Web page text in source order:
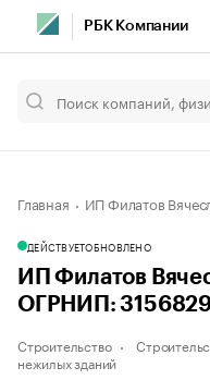
РБК Компании
Главная ИП Филатов
ДЕЙСТВУЕТОБНОВЛЕНО
ИП Филатов
ОГРНИП:
Строительство
нежилых зданий